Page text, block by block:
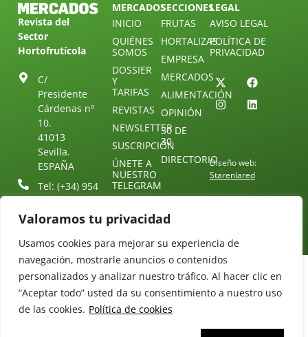
Valoramos tu privacidad
Usamos cookies para mejorar su experiencia de
navegación, mostrarle anuncios o contenidos
personalizados y analizar nuestro tráfico. Al hacer clic en
“Aceptar todo” usted da su consentimiento a nuestro uso
de las cookies. Política de cookies
Revista del
Sector
Hortofrutícola
C/
Presidente
Cárdenas nº
10.
41013
Sevilla.
ESPAÑA
Tel: (+34) 954
redaccion@revistamercados.com
MERCADOS
INICIO
QUIÉNES
SOMOS
DOSSIER
Y
TARIFAS
REVISTAS
NEWSLETTER
SUSCRIPCIÓN
ÚNETE A
NUESTRO
TELEGRAM
SECCIONES
FRUTAS
HORTALIZAS
EMPRESA
MERCADOS
ALIMENTACIÓN
OPINIÓN
30 DE
30
DIRECTORIO
LEGAL
AVISO LEGAL
POLÍTICA DE
PRIVACIDAD
Diseño web:
Starenlared